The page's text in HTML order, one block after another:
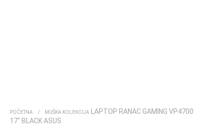
POČETNA / MUŠKA KOLEKCIJA LAPTOP RANAC GAMING VP4700
17″ BLACK ASUS